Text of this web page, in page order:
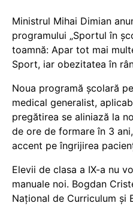
Ministrul Mihai Dimian
programului „Sportul în
toamnă: Apar tot mai
Sport, iar obezitatea în
Noua programă școlară
medical generalist,
pregătirea se aliniază la
de ore de formare în 3
accent pe îngrijirea
Elevii de clasa a IX-a nu
manuale noi. Bogdan
Național de Curriculum și